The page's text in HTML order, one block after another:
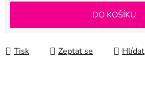
DO KOŠÍKU
Tisk Zeptat se Hlídat